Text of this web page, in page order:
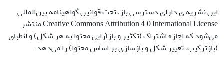
این نشریه ی دارای دسترسی باز، تحت قوانین گواهینامه بین‌المللی
Creative Commons Attribution 4.0 International License منتشر
می‌شود که اجازه اشتراک (تکثیر و بازآرایی محتوا به هر شکل) و انطباق
(بازترکیب، تغییر شکل و بازسازی بر اساس محتوا) را می‌دهد.